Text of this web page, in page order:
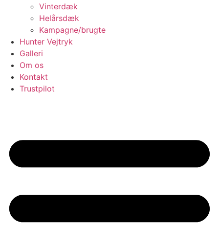
Vinterdæk
Helårsdæk
Kampagne/brugte
Hunter Vejtryk
Galleri
Om os
Kontakt
Trustpilot